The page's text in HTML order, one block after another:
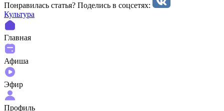
Понравилась статья? Поделиcь в соцсетях:
Культура
Главная
Афиша
Эфир
Профиль